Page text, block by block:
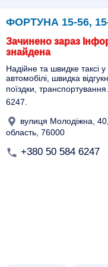
ФОРТУНА 15-56,
Зачинено зараз
знайдена
Надійне та швидке таксі
автомобілі, швидка
поїздки,
6247.
вулиця Молодіжна, 40,
область, 76000
+380 50 584 6247